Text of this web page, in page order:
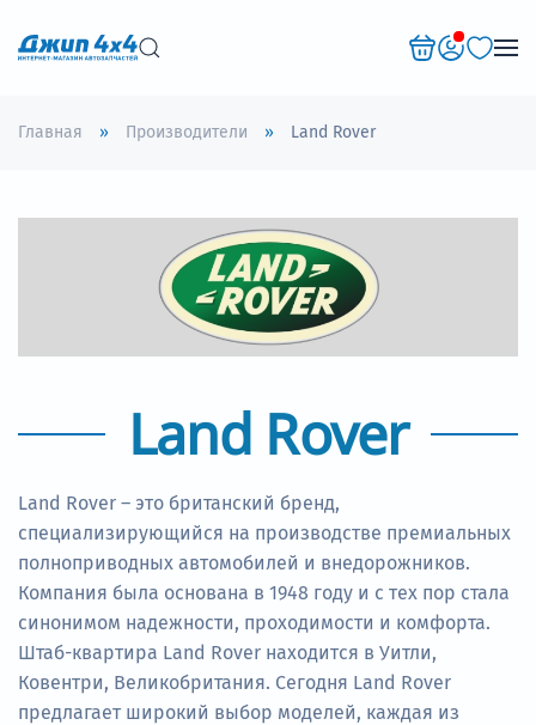
Перейти к содержимому
Главная Производители Land Rover
Land Rover
Land Rover – это британский бренд,
специализирующийся на производстве премиальных
полноприводных автомобилей и внедорожников.
Компания была основана в 1948 году и с тех пор стала
синонимом надежности, проходимости и комфорта.
Штаб-квартира Land Rover находится в Уитли,
Ковентри, Великобритания. Сегодня Land Rover
предлагает широкий выбор моделей, каждая из